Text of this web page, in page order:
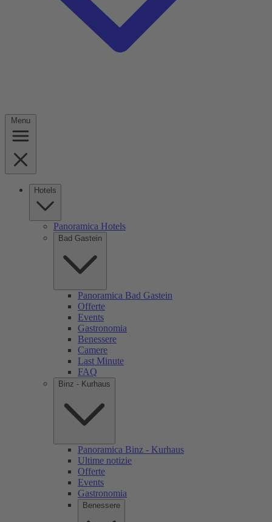
Menu
Hotels
Panoramica Hotels
Bad Gastein
Panoramica Bad Gastein
Offerte
Events
Gastronomia
Benessere
Camere
Last Minute
FAQ
Binz - Kurhaus
Panoramica Binz - Kurhaus
Ultime notizie
Offerte
Events
Gastronomia
Benessere